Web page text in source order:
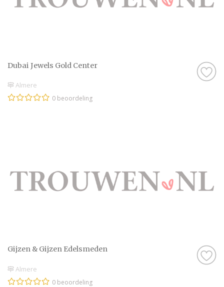
Dubai Jewels Gold Center
Almere
0 beoordeling
Gijzen & Gijzen Edelsmeden
Almere
0 beoordeling